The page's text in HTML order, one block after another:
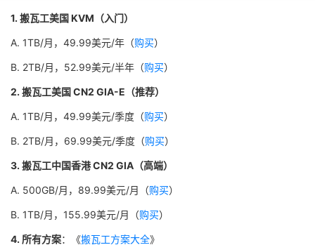
1. 搬瓦工美国 KVM（入门）
A. 1TB/月，49.99美元/年（购买）
B. 2TB/月，52.99美元/半年（购买）
2. 搬瓦工美国 CN2 GIA-E（推荐）
A. 1TB/月，49.99美元/季度（购买）
B. 2TB/月，69.99美元/季度（购买）
3. 搬瓦工中国香港 CN2 GIA（高端）
A. 500GB/月，89.99美元/月（购买）
B. 1TB/月，155.99美元/月（购买）
4. 所有方案：《搬瓦工方案大全》